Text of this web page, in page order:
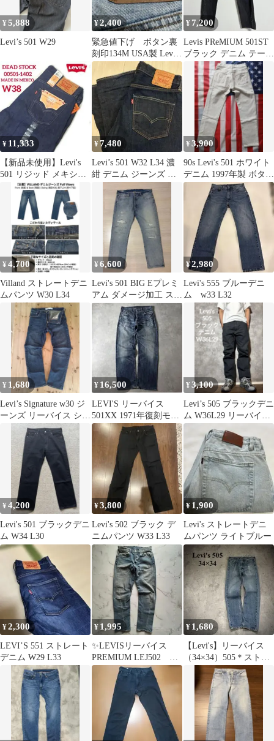
¥5,888
Levi’s 501 W29
¥2,400
緊急値下げ ボタン裏
刻印134M USA製 Levis
550 W34 L32
¥ 7,200
Levis PReMIUM 501ST
ブラック デニム テーパ
ード W34
¥ 11,333
【新品未使用】Levi's
501 リジッド メキシコ
製 W38 ビッグサイズ
¥7,480
Levi’s 501 W32 L34 濃
紺 デニム ジーンズ ス
¥3,900
90s Levi's 501 ホワイト
デニム 1997年製 ボタン
裏299
¥4,700
Villand ストレートデニ
ムパンツ W30 L34
¥6,600
Levi's 501 BIG Eプレミ
アム ダメージ加工 スト
レートデニム
¥2,980
Levi's 555 ブルーデニ
ム w33 L32
¥ 1,680
Levi’s Signature w30 ジ
ーンズ リーバイス シグ
ネチャー
¥ 16,500
LEVI'S リーバイス
501XX 1971年復刻モデ
ル 日本製
¥3,100
Levi’s 505 ブラックデニ
ム W36L29 リーバイス
505 後染め
¥4,200
Levi's 501 ブラックデニ
ム W34 L30
¥3,800
Levi's 502 ブラック デ
ニムパンツ W33 L33
¥ 1,900
Levi's ストレートデニ
ムパンツ ライトブルー
¥2,300
LEVI’S 551 ストレート
デニム W29 L33
¥ 1,995
✨LEVISリーバイス
PREMIUM LEJ502 エ
ンジニアジーンズ
HN204
¥ 1,680
【Levi's】リーバイス
（34×34）505＊ストレ
ートデニム＊ジーンズ
＊ヒゲ